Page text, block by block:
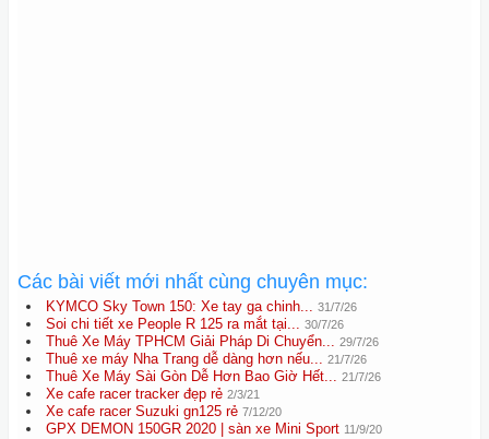
Các bài viết mới nhất cùng chuyên mục:
KYMCO Sky Town 150: Xe tay ga chinh... 31/7/26
Soi chi tiết xe People R 125 ra mắt tại... 30/7/26
Thuê Xe Máy TPHCM Giải Pháp Di Chuyển... 29/7/26
Thuê xe máy Nha Trang dễ dàng hơn nếu... 21/7/26
Thuê Xe Máy Sài Gòn Dễ Hơn Bao Giờ Hết... 21/7/26
Xe cafe racer tracker đẹp rẻ 2/3/21
Xe cafe racer Suzuki gn125 rẻ 7/12/20
GPX DEMON 150GR 2020 | sàn xe Mini Sport 11/9/20